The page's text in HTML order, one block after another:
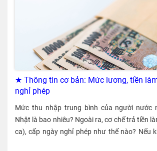
★ Thông tin cơ bản: Mức lương, tiền
nghỉ phép
Mức thu nhập trung bình của người nước
Nhật là bao nhiêu? Ngoài ra, cơ chế trả tiền
ca), cấp ngày nghỉ phép như thế nào? Nếu